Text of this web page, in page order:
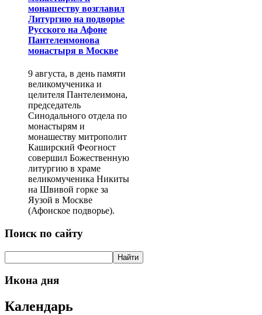
монашеству возглавил
Литургию на подворье
Русского на Афоне
Пантелеимонова
монастыря в Москве
9 августа, в день памяти
великомученика и
целителя Пантелеимона,
председатель
Синодального отдела по
монастырям и
монашеству митрополит
Каширский Феогност
совершил Божественную
литургию в храме
великомученика Никиты
на Швивой горке за
Яузой в Москве
(Афонское подворье).
Поиск по сайту
Икона дня
Календарь